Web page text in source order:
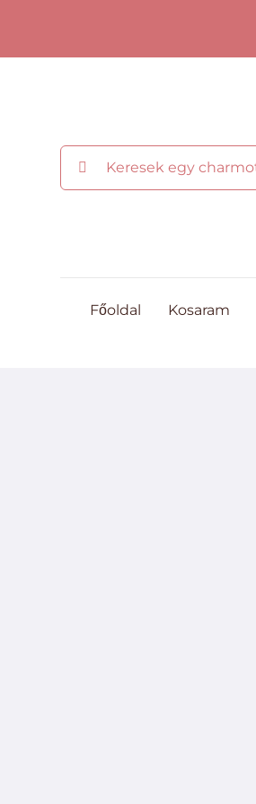
Keresés...
Főoldal Kosaram